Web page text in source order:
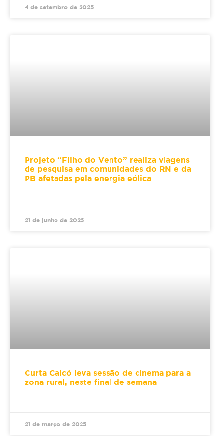
4 de setembro de 2025
Projeto “Filho do Vento” realiza viagens
de pesquisa em comunidades do RN e da
PB afetadas pela energia eólica
21 de junho de 2025
Curta Caicó leva sessão de cinema para a
zona rural, neste final de semana
21 de março de 2025